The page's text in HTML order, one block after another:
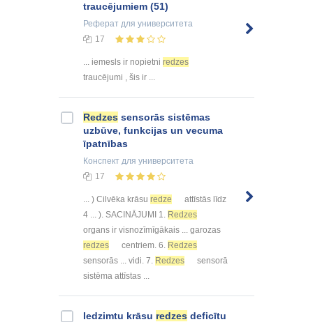
traucējumiem (51)
Реферат для университета
17
... iemesls ir nopietni redzes
traucējumi , šis ir ...
Redzes sensorās sistēmas
uzbūve, funkcijas un vecuma
īpatnības
Конспект для университета
17
... ) Cilvēka krāsu redze
attīstās līdz
4 ... ). SACINĀJUMI 1. Redzes
organs ir visnozīmīgākais ... garozas
redzes
centriem. 6. Redzes
sensorās ... vidi. 7. Redzes
sensorā
sistēma attīstas ...
Iedzimtu krāsu redzes deficītu